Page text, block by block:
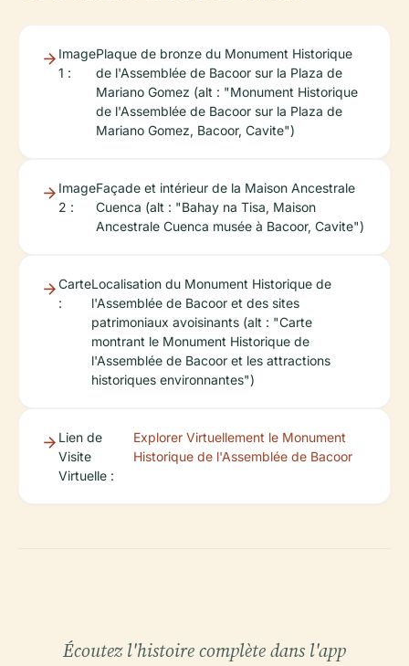
Image
1 :
Plaque de bronze du Monument Historique
de l'Assemblée de Bacoor sur la Plaza de
Mariano Gomez (alt : "Monument Historique
de l'Assemblée de Bacoor sur la Plaza de
Mariano Gomez, Bacoor, Cavite")
Image
2 :
Façade et intérieur de la Maison Ancestrale
Cuenca (alt : "Bahay na Tisa, Maison
Ancestrale Cuenca musée à Bacoor, Cavite")
Carte
:
Localisation du Monument Historique de
l'Assemblée de Bacoor et des sites
patrimoniaux avoisinants (alt : "Carte
montrant le Monument Historique de
l'Assemblée de Bacoor et les attractions
historiques environnantes")
Lien de
Visite
Virtuelle :
Explorer Virtuellement le Monument
Historique de l'Assemblée de Bacoor
Écoutez l'histoire complète dans l'app